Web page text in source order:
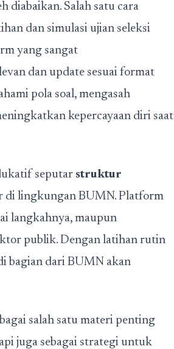
diabaikan. Salah satu cara
dan simulasi ujian seleksi
yang sangat
dan update sesuai format
pola soal, mengasah
kepercayaan diri saat
seputar struktur
di lingkungan BUMN. Platform
langkahnya, maupun
publik. Dengan latihan rutin
bagian dari BUMN akan
salah satu materi penting
juga sebagai strategi untuk